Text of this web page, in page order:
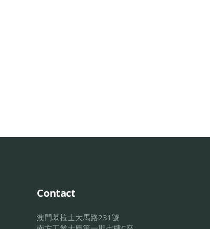
Contact
澳門慕拉士大馬路231號